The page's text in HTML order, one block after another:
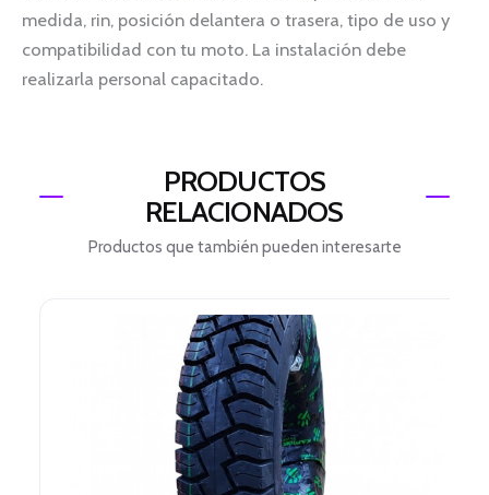
medida, rin, posición delantera o trasera, tipo de uso y
compatibilidad con tu moto. La instalación debe
realizarla personal capacitado.
PRODUCTOS
RELACIONADOS
Productos que también pueden interesarte